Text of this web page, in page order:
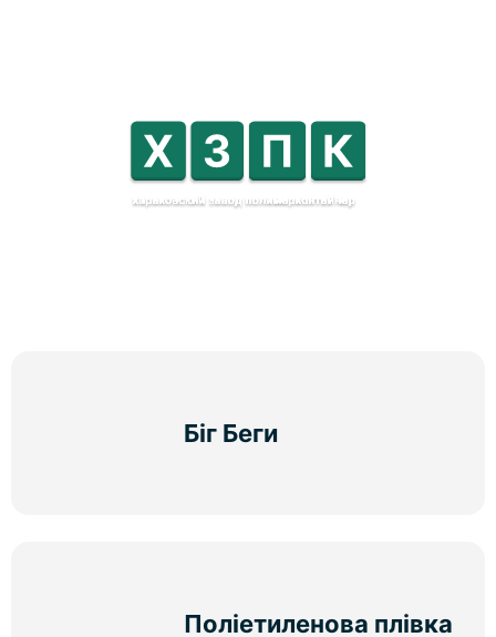
Біг Беги
Поліетиленова плівка